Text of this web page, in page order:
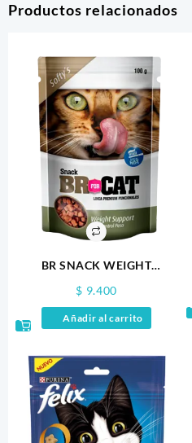
Productos relacionados
BR SNACK WEIGHT
$ 9.400
Añadir al carrito